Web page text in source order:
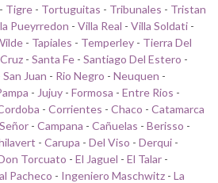
- Tigre - Tortuguitas - Tribunales - Tristan
Pueyrredon - Villa Real - Villa Soldati -
- Tapiales - Temperley - Tierra Del
- Santa Fe - Santiago Del Estero -
San Juan - Rio Negro - Neuquen -
- Jujuy - Formosa - Entre Rios -
- Corrientes - Chaco - Catamarca
- Campana - Cañuelas - Berisso -
- Carupa - Del Viso - Derqui -
Torcuato - El Jaguel - El Talar -
Pacheco - Ingeniero Maschwitz - La